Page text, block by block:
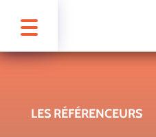
LES RÉFÉRENCEURS